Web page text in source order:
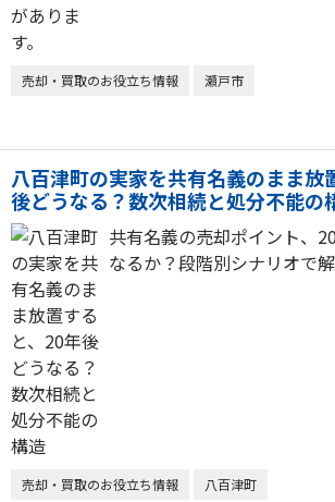
売却・買取のお役立ち情報 瀬戸市
八百津町の実家を共有名義のまま放
後どうなる？数次相続と処分不能の
共有名義の売却ポイント、
なるか？段階別シナリオで解
売却・買取のお役立ち情報 八百津町